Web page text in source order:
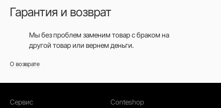
Гарантия и возврат
Мы без проблем заменим товар с браком на
другой товар или вернем деньги.
О возврате
Сервис Conteshop